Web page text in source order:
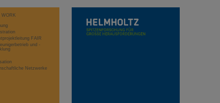
WORK
FAIR
und -
Netzwerke